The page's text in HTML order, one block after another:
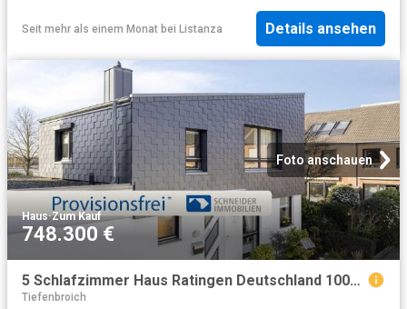
Seit mehr als einem Monat bei Listanza Details ansehen
Foto anschauen
Haus·Zum Kauf
748.300 €
5 Schlafzimmer Haus Ratingen Deutschland 100125915
Tiefenbroich